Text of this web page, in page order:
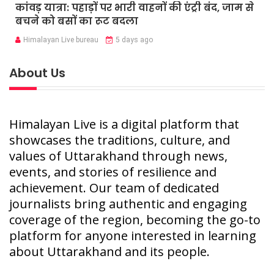
कांवड़ यात्रा: पहाड़ों पर भारी वाहनों की एंट्री बंद, जाम से
बचने को बसों का रूट बदला
Himalayan Live bureau 5 days ago
About Us
Himalayan Live is a digital platform that
showcases the traditions, culture, and
values of Uttarakhand through news,
events, and stories of resilience and
achievement. Our team of dedicated
journalists bring authentic and engaging
coverage of the region, becoming the go-to
platform for anyone interested in learning
about Uttarakhand and its people.